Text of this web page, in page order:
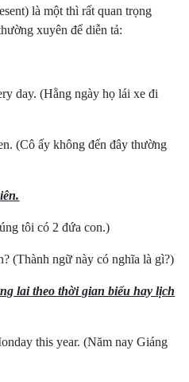
là một thì rất quan trọng
xuyên để diễn tả:
day.(Hằng ngày họ lái xe đi
(Cô ấy không đến đây thường
tôi có 2 đứa con.)
(Thành ngữ này có nghĩa là gì?)
lai theo thời gian biểu hay lịch
this year.(Năm nay Giáng